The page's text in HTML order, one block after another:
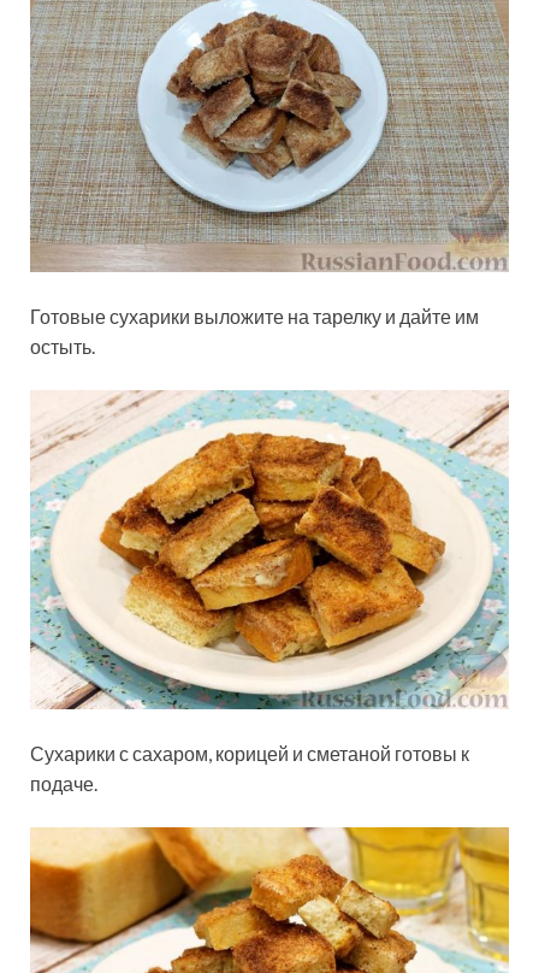
Готовые сухарики выложите на тарелку и дайте им
остыть.
Сухарики с сахаром, корицей и сметаной готовы к
подаче.